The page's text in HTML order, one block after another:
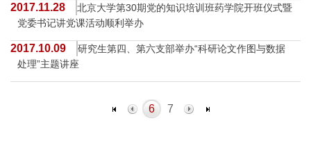
2017.11.28
北京大学第30期党的知识培训班药学院开班仪式暨
党委书记讲党课活动顺利举办
2017.10.09
研究生第四、第六支部举办“科研论文作图与数据
处理”主题讲座
6 7